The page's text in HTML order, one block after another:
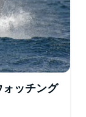
ォッチング